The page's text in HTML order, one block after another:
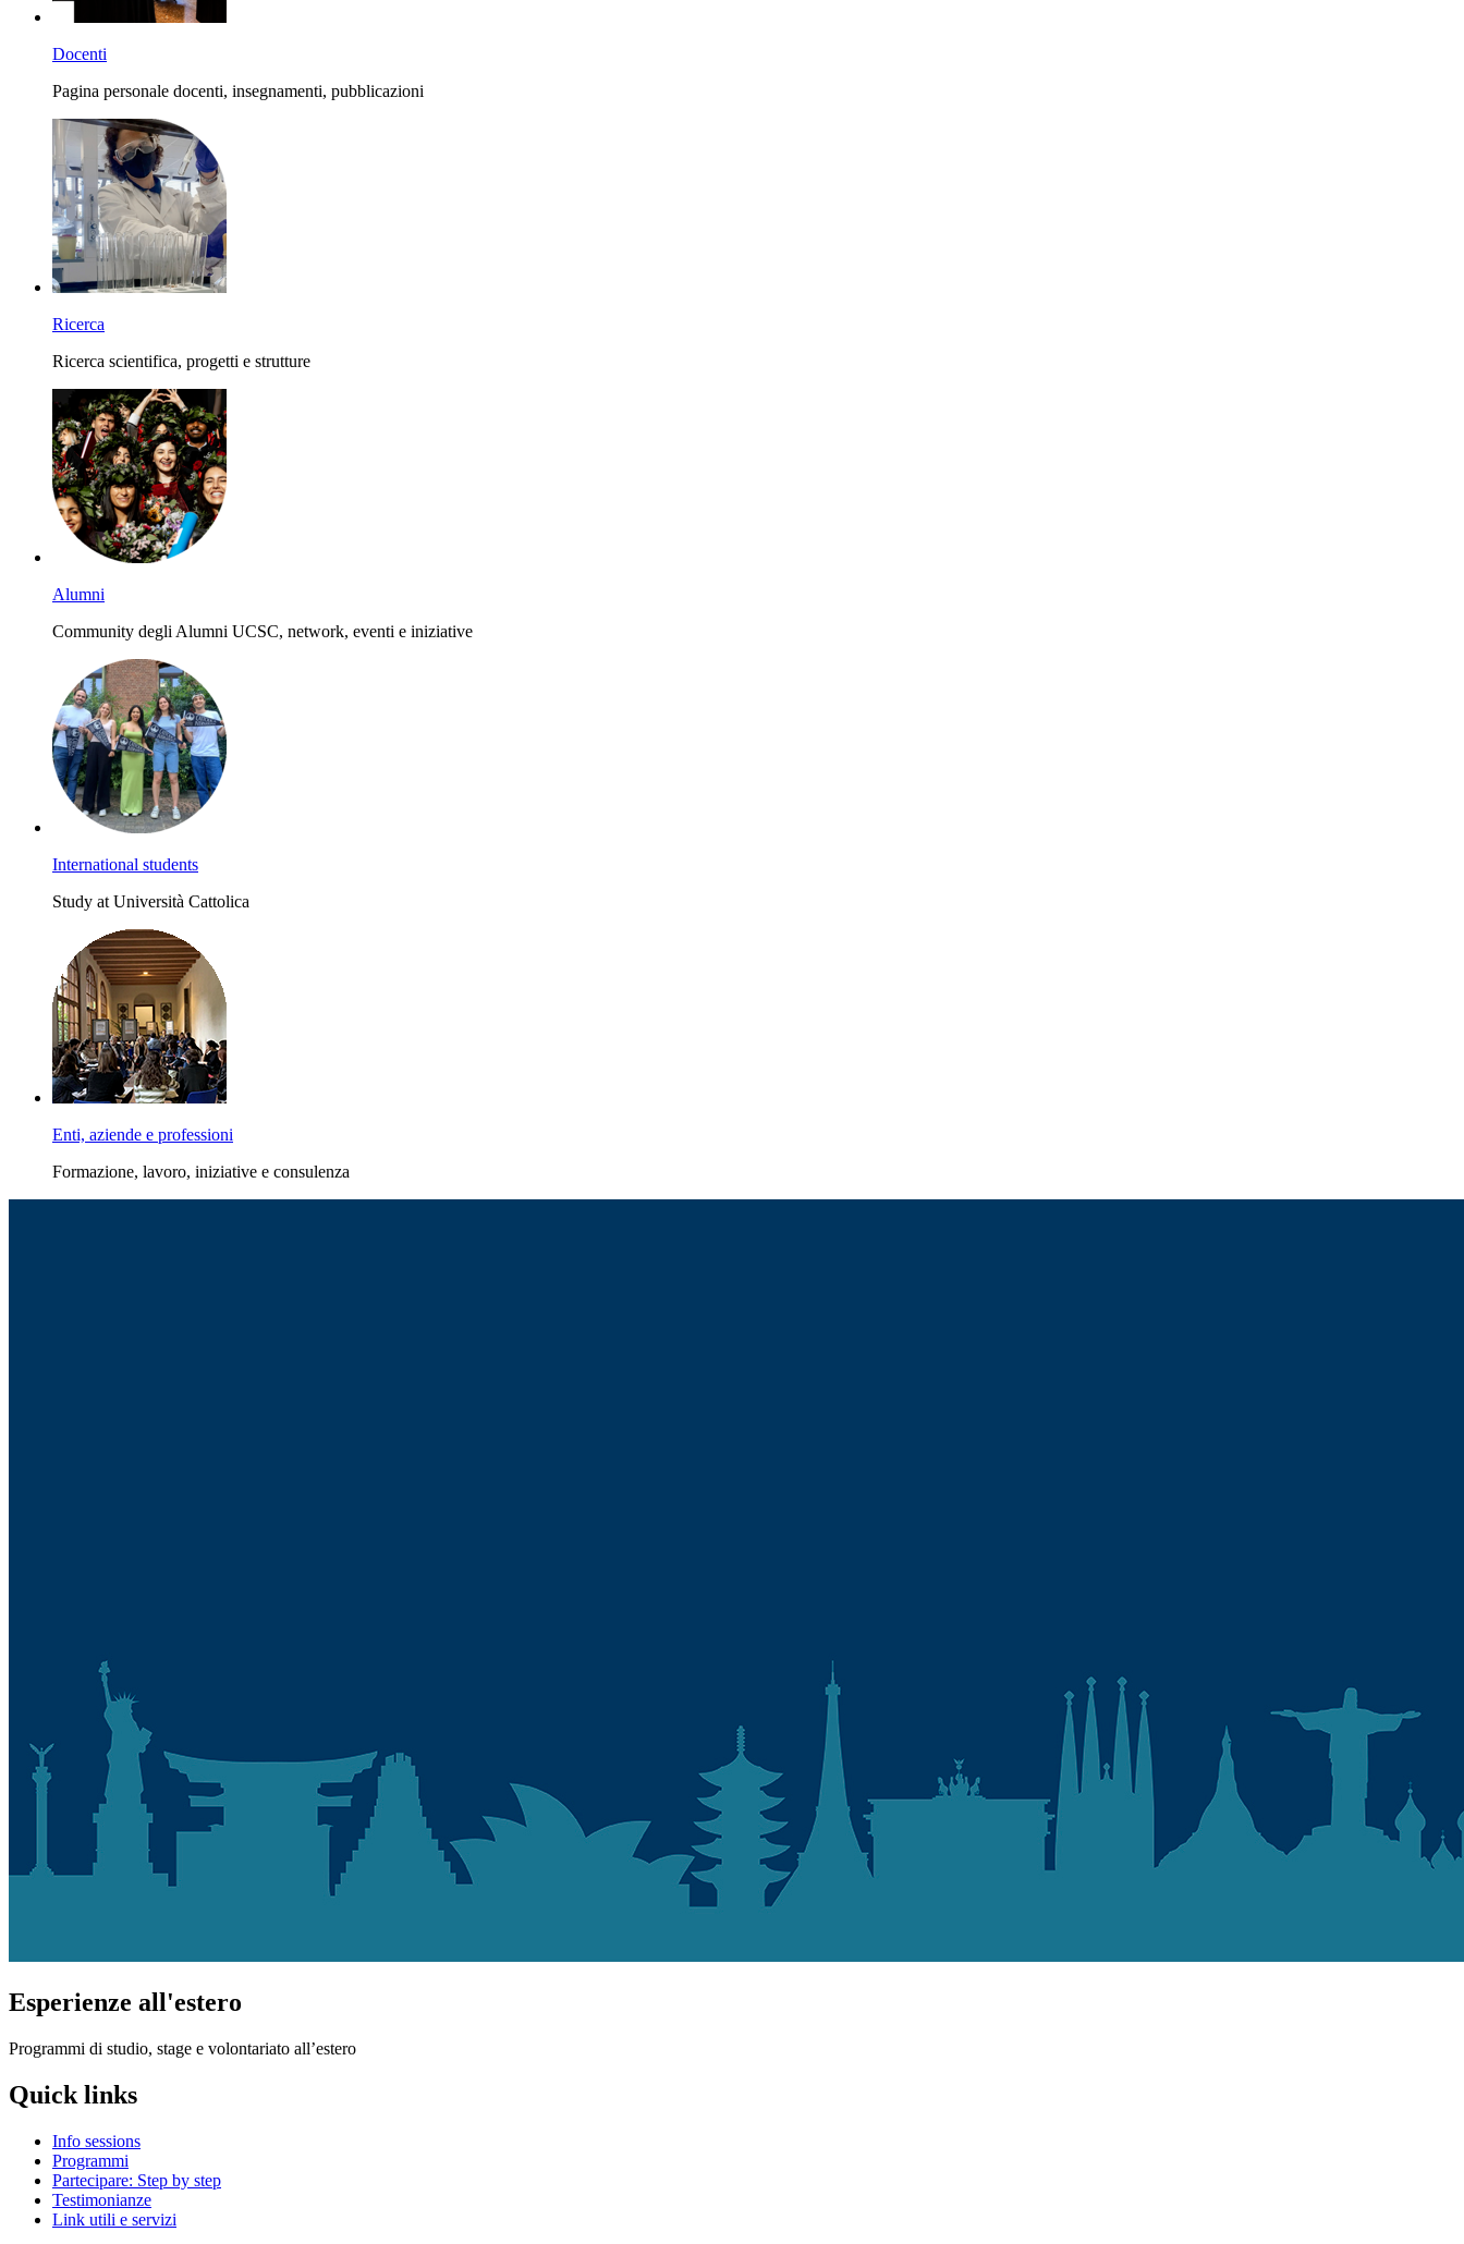
Docenti
Pagina personale docenti, insegnamenti, pubblicazioni
Ricerca
Ricerca scientifica, progetti e strutture
Alumni
Community degli Alumni UCSC, network, eventi e iniziative
International students
Study at Università Cattolica
Enti, aziende e professioni
Formazione, lavoro, iniziative e consulenza
Esperienze all'estero
Programmi di studio, stage e volontariato all’estero
Quick links
Info sessions
Programmi
Partecipare: Step by step
Testimonianze
Link utili e servizi